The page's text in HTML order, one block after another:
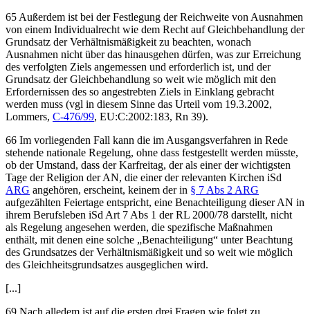
65 Außerdem ist bei der Festlegung der Reichweite von Ausnahmen
von einem Individualrecht wie dem Recht auf Gleichbehandlung der
Grundsatz der Verhältnismäßigkeit zu beachten, wonach
Ausnahmen nicht über das hinausgehen dürfen, was zur Erreichung
des verfolgten Ziels angemessen und erforderlich ist, und der
Grundsatz der Gleichbehandlung so weit wie möglich mit den
Erfordernissen des so angestrebten Ziels in Einklang gebracht
werden muss (vgl in diesem Sinne das Urteil vom 19.3.2002,
Lommers, C-476/99, EU:C:2002:183, Rn 39).
66 Im vorliegenden Fall kann die im Ausgangsverfahren in Rede
stehende nationale Regelung, ohne dass festgestellt werden müsste,
ob der Umstand, dass der Karfreitag, der als einer der wichtigsten
Tage der Religion der AN, die einer der relevanten Kirchen iSd
ARG angehören, erscheint, keinem der in § 7 Abs 2 ARG
aufgezählten Feiertage entspricht, eine Benachteiligung dieser AN in
ihrem Berufsleben iSd Art 7 Abs 1 der RL 2000/78 darstellt, nicht
als Regelung angesehen werden, die spezifische Maßnahmen
enthält, mit denen eine solche „Benachteiligung“ unter Beachtung
des Grundsatzes der Verhältnismäßigkeit und so weit wie möglich
des Gleichheitsgrundsatzes ausgeglichen wird.
[...]
69 Nach alledem ist auf die ersten drei Fragen wie folgt zu